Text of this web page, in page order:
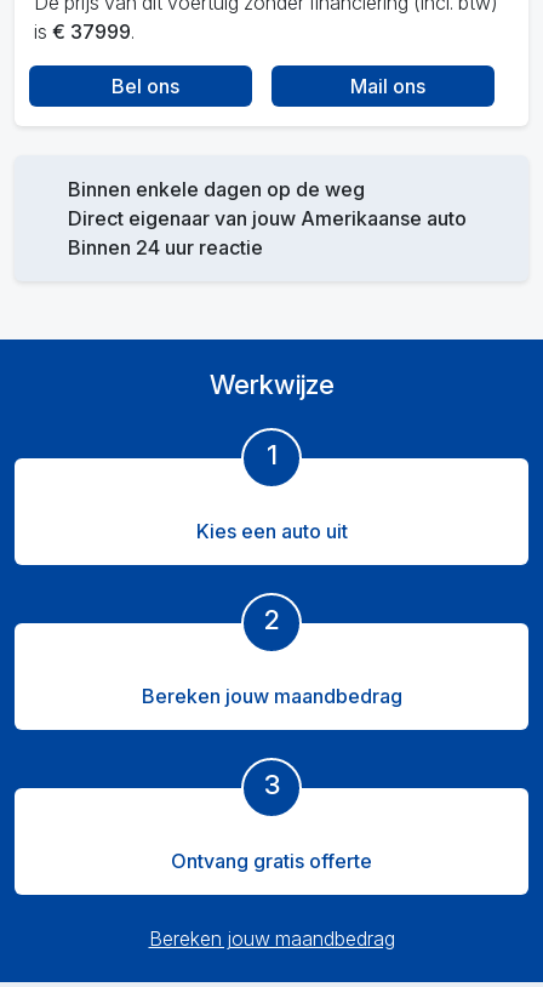
is € 37999.
Bel ons Mail ons
Binnen enkele dagen op de weg
Direct eigenaar van jouw Amerikaanse auto
Binnen 24 uur reactie
Werkwijze
1
Kies een auto uit
2
Bereken jouw maandbedrag
3
Ontvang gratis offerte
Bereken jouw maandbedrag